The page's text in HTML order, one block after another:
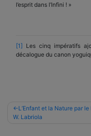
l’esprit dans l’Infini ! »
[1] Les cinq impératifs
décalogue du canon
Navigation
de
L’Enfant et la Nature par le
W. Labriola